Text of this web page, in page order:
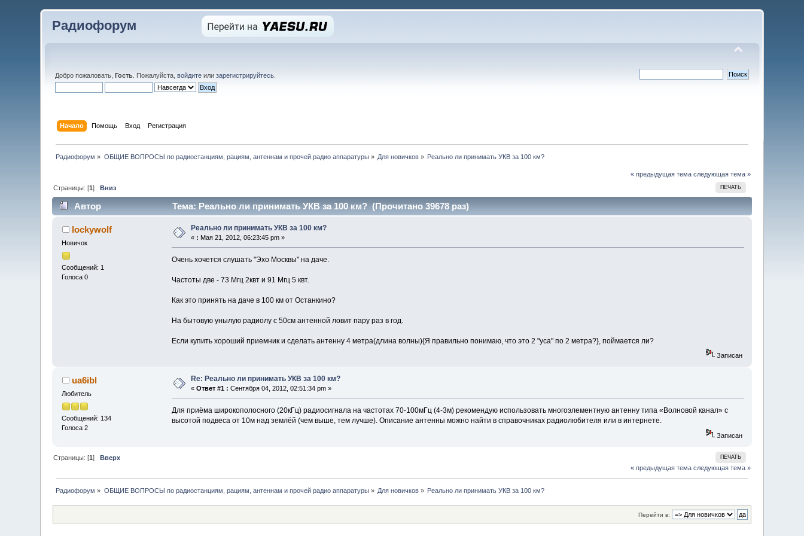
Радиофорум
Добро пожаловать,Гость . Пожалуйста,войдите илизарегистрируйтесь
Начало Помощь Вход Регистрация
Радиофорум » ОБЩИЕ ВОПРОСЫ по радиостанциям, рациям, антеннам и прочей радио аппаратуры» Для новичков » Реально ли принимать УКВ за 100 км?
« предыдущая тема следующая тема »
ПЕЧАТЬ
Страницы: [1]Вниз
Автор Тема: Реально ли принимать УКВ за 100 км? (Прочитано 39678 раз)
lockywolf
Новичок
Сообщений: 1
Голоса 0
Реально ли принимать УКВ за 100 км?
« : Мая 21, 2012, 06:23:45 pm »
Очень хочется слушать "Эхо Москвы" на даче.
Частоты две - 73 Мгц 2квт и 91 Мгц 5 квт.
Как это принять на даче в 100 км от Останкино?
На бытовую унылую радиолу с 50см антенной ловит пару раз в год.
Если купить хороший приемник и сделать антенну 4 метра(длина волны){Я правильно понимаю, что это 2 "уса" по 2 метра?}, поймается ли?
Записан
ua6ibl
Любитель
Сообщений: 134
Голоса 2
Re: Реально ли принимать УКВ за 100 км?
«Ответ #1 : Сентября 04, 2012, 02:51:34 pm »
Для приёма широкополосного (20кГц) радиосигнала на частотах 70-100мГц (4-3м) рекомендую использовать многоэлементную антенну типа «Волновой канал» с
высотой подвеса от 10м над землёй (чем выше, тем лучше). Описание антенны можно найти в справочниках радиолюбителя или в интернете.
Записан
ПЕЧАТЬ
Страницы: [1]Вверх
« предыдущая тема следующая тема »
Радиофорум » ОБЩИЕ ВОПРОСЫ по радиостанциям, рациям, антеннам и прочей радио аппаратуры» Для новичков » Реально ли принимать УКВ за 100 км?
Перейти в: